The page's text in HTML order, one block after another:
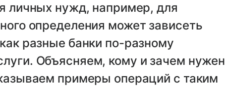
личных нужд, например, для
определения может зависеть
разные банки по-разному
Объясняем, кому и зачем нужен
примеры операций с таким